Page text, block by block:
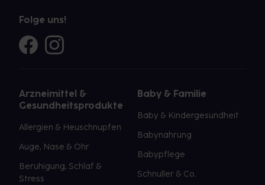
Folge uns!
Arzneimittel &
Gesundheitsprodukte
Allergien & Heuschnupfen
Auge, Nase & Ohr
Beruhigung, Schlaf &
Stress
Baby & Familie
Baby & Kindergesundheit
Babynahrung
Babypflege
Schnuller & Co.